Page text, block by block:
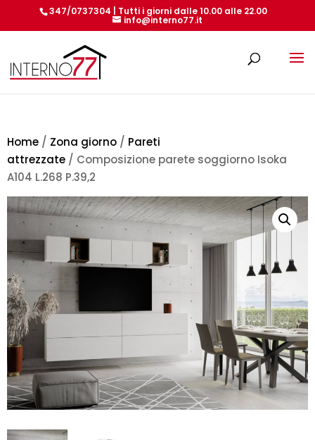
347/0737304 | Tutti i giorni dalle 10.00 alle 22.00
info@interno77.it
Home / Zona giorno / Pareti
attrezzate / Composizione parete soggiorno Isoka
A104 L.268 P.39,2